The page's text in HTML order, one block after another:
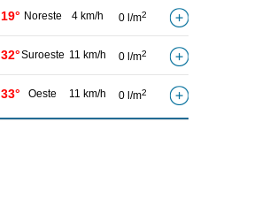
19° Noreste 4 km/h 0 l/m2
32°Suroeste 11 km/h 0 l/m2
33° Oeste 11 km/h 0 l/m2